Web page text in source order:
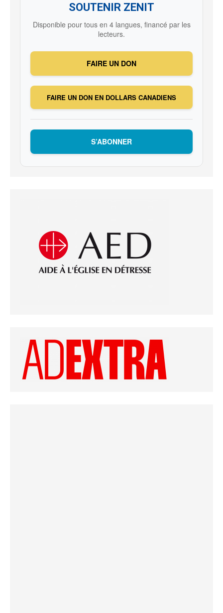
SOUTENIR ZENIT
Disponible pour tous en 4 langues, financé par les
lecteurs.
FAIRE UN DON
FAIRE UN DON EN DOLLARS CANADIENS
S’ABONNER